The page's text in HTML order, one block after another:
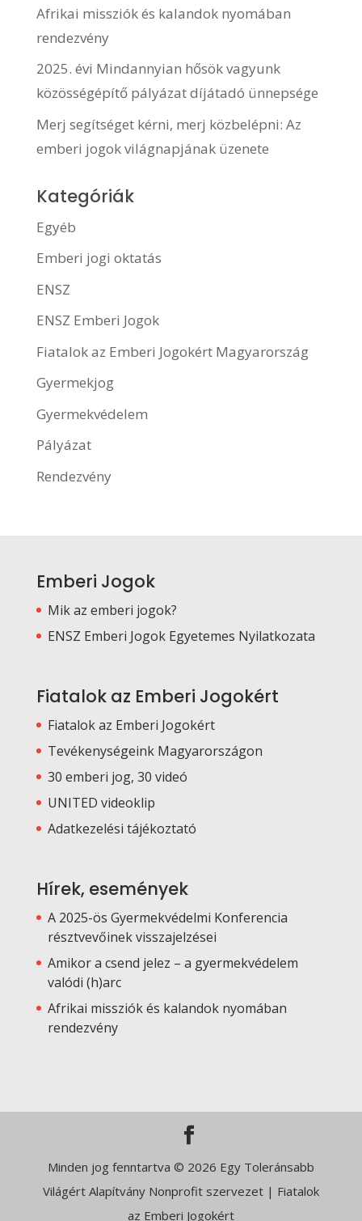
Afrikai missziók és kalandok nyomában
rendezvény
2025. évi Mindannyian hősök vagyunk
közösségépítő pályázat díjátadó ünnepsége
Merj segítséget kérni, merj közbelépni: Az
emberi jogok világnapjának üzenete
Kategóriák
Egyéb
Emberi jogi oktatás
ENSZ
ENSZ Emberi Jogok
Fiatalok az Emberi Jogokért Magyarország
Gyermekjog
Gyermekvédelem
Pályázat
Rendezvény
Emberi Jogok
Mik az emberi jogok?
ENSZ Emberi Jogok Egyetemes Nyilatkozata
Fiatalok az Emberi Jogokért
Fiatalok az Emberi Jogokért
Tevékenységeink Magyarországon
30 emberi jog, 30 videó
UNITED videoklip
Adatkezelési tájékoztató
Hírek, események
A 2025-ös Gyermekvédelmi Konferencia
résztvevőinek visszajelzései
Amikor a csend jelez – a gyermekvédelem
valódi (h)arc
Afrikai missziók és kalandok nyomában
rendezvény
Minden jog fenntartva © 2026 Egy Toleránsabb
Világért Alapítvány Nonprofit szervezet | Fiatalok
az Emberi Jogokért